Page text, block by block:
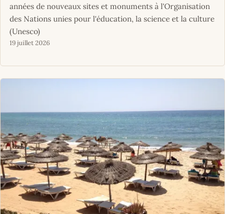
années de nouveaux sites et monuments à l'Organisation
des Nations unies pour l'éducation, la science et la culture
(Unesco)
19 juillet 2026